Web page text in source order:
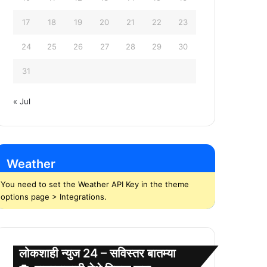
17 18 19 20 21 22 23
24 25 26 27 28 29 30
31
« Jul
Weather
You need to set the Weather API Key in the theme
options page > Integrations.
लोकशाही न्युज 24 – सविस्तर बातम्या